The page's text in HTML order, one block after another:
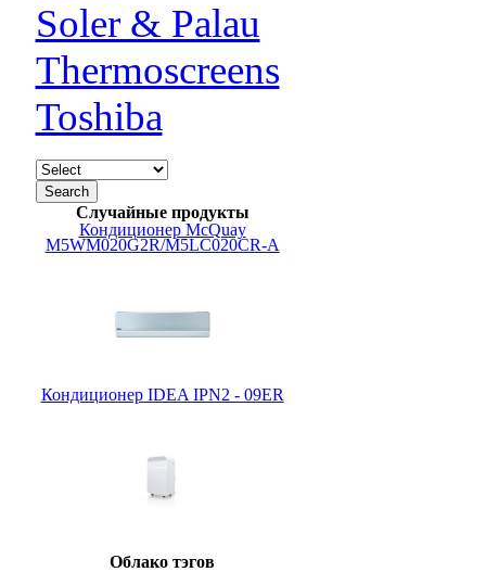
Soler & Palau
Thermoscreens
Toshiba
Случайные продукты
Кондиционер McQuay
M5WM020G2R/M5LC020CR-A
Кондиционер IDEA IPN2 - 09ER
Облако тэгов